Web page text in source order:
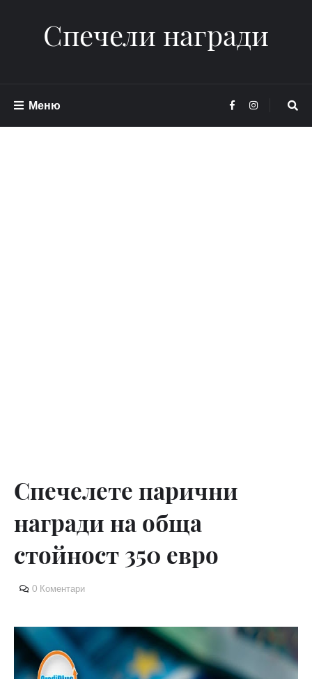
Спечели награди
Меню
Спечелете парични
награди на обща
стойност 350 евро
0 Коментари